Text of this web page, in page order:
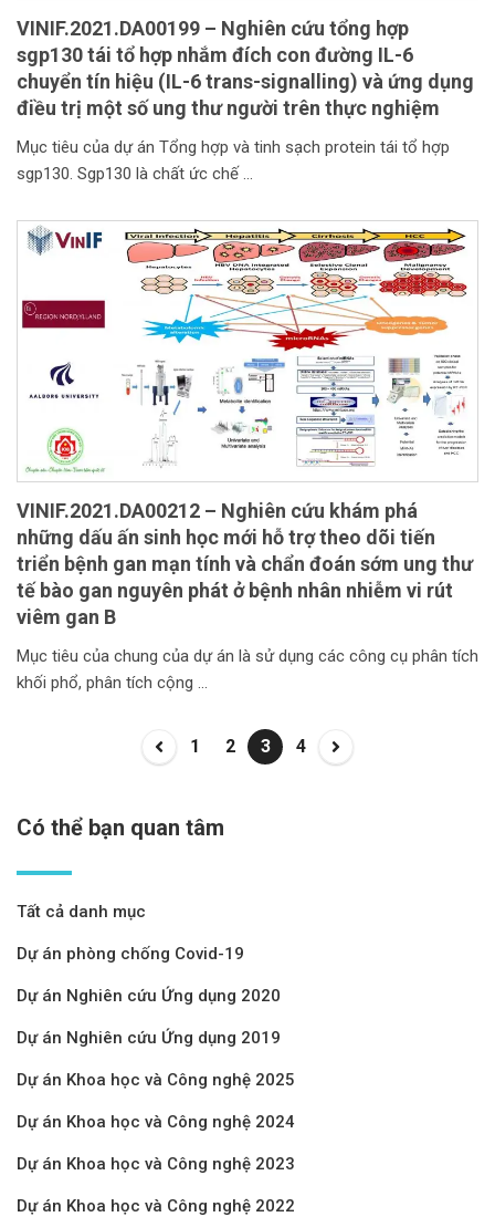
VINIF.2021.DA00199 – Nghiên cứu tổng hợp
sgp130 tái tổ hợp nhắm đích con đường IL-6
chuyển tín hiệu (IL-6 trans-signalling) và ứng dụng
điều trị một số ung thư người trên thực nghiệm
Mục tiêu của dự án Tổng hợp và tinh sạch protein tái tổ hợp
sgp130. Sgp130 là chất ức chế
VINIF.2021.DA00212 – Nghiên cứu khám phá
những dấu ấn sinh học mới hỗ trợ theo dõi tiến
triển bệnh gan mạn tính và chẩn đoán sớm ung thư
tế bào gan nguyên phát ở bệnh nhân nhiễm vi rút
viêm gan B
Mục tiêu của chung của dự án là sử dụng các công cụ phân tích
khối phổ, phân tích cộng
1 2 3 4
Có thể bạn quan tâm
Tất cả danh mục
Dự án phòng chống Covid-19
Dự án Nghiên cứu Ứng dụng 2020
Dự án Nghiên cứu Ứng dụng 2019
Dự án Khoa học và Công nghệ 2025
Dự án Khoa học và Công nghệ 2024
Dự án Khoa học và Công nghệ 2023
Dự án Khoa học và Công nghệ 2022